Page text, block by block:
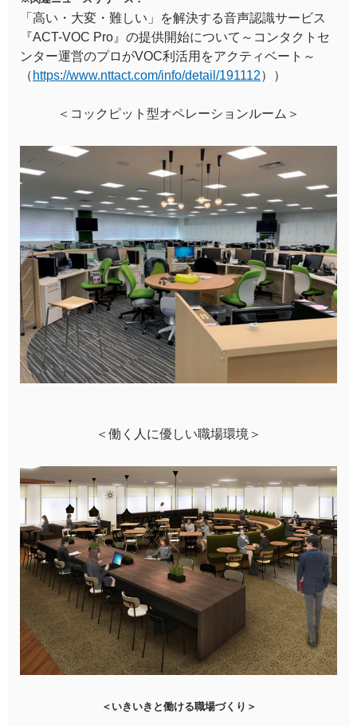
「高い・大変・難しい」を解決する音声認識サービス
『ACT-VOC Pro』の提供開始について～コンタクトセ
ンター運営のプロがVOC利活用をアクティベート～
（ https://www.nttact.com/info/detail/191112））
＜コックピット型オペレーションルーム＞
＜働く人に優しい職場環境＞
＜いきいきと働ける職場づくり＞